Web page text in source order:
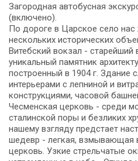
Загородная автобусная
(включено).
По дороге в Царское село
нескольких исторических
Витебский вокзал - старейший
уникальный памятник
построенный в 1904 г. Здание
интерьерами с лепниной и
конструкциями, часовой
Чесменская церковь - среди
сталинской поры и безликих
нашему взгляду предстает
шедевр - легкая, взмывающая
церковь. Узкие стрельчатые